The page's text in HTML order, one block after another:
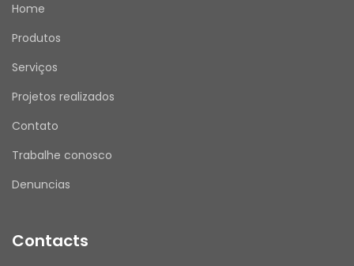
Home
Produtos
Serviços
Projetos realizados
Contato
Trabalhe conosco
Denuncias
Contacts